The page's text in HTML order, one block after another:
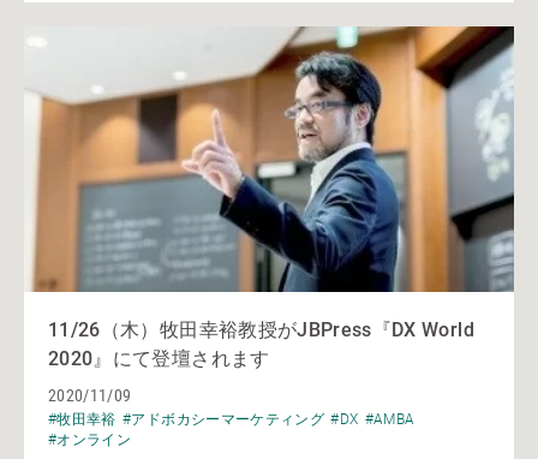
11/26（木）牧田幸裕教授がJBPress『DX World
2020』にて登壇されます
2020/11/09
#牧田幸裕 #アドボカシーマーケティング #DX #AMBA
#オンライン